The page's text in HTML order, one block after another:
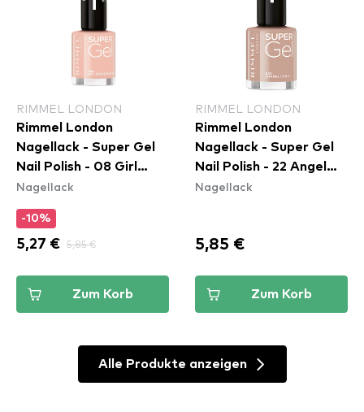
RIMMEL LONDON
Rimmel London
Nagellack - Super Gel
Nail Polish - 08 Girl
Group Blush
Nagellack
-10%
5,27 € 5,85 €
Zum Korb
RIMMEL LONDON
Rimmel London
Nagellack - Super Gel
Nail Polish - 22 Angel
Wing
Nagellack
5,85 €
Zum Korb
Alle Produkte anzeigen